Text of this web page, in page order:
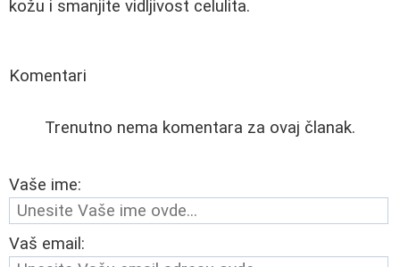
kožu i smanjite vidljivost celulita.
Komentari
Trenutno nema komentara za ovaj članak.
Vaše ime:
Vaš email: